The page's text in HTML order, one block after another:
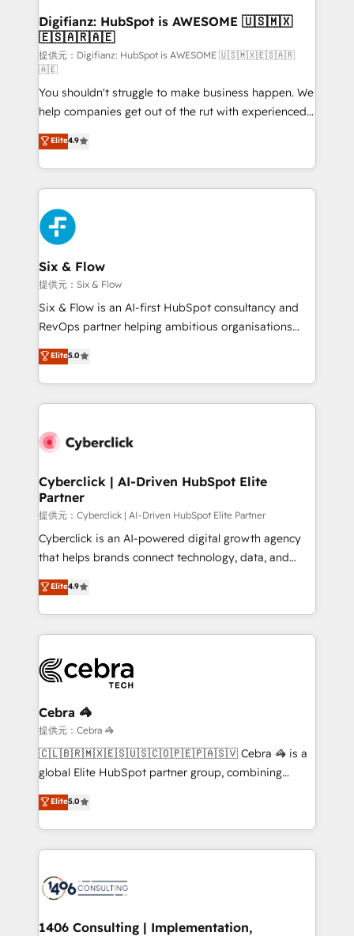
framework, meaning we've been accredited by
HubSpot and vetted by the CCS, which means we
can support public sector companies as well the
other ones listed in our profile. Our services: -
HubSpot implementation - HubSpot CMS website
build We can do lots of things. But everything we do
is there for you to: - Grow revenue, and run your
business more efficiently - Build stronger
relationships with customers - Make better
decisions with data - Find a new voice and reach
more people - Get the most out of your HubSpot
investment
Digifianz: HubSpot is AWESOME 🇺🇸🇲🇽
🇪🇸🇦🇷🇦🇪
提供元：Digifianz: HubSpot is AWESOME 🇺🇸🇲🇽🇪🇸🇦🇷
🇦🇪
You shouldn't struggle to make business happen. We
help companies get out of the rut with experienced,
process-oriented teams implementing HubSpot
Marketing, Sales, Service, CMS and Operations Hub,
so selling and actually engaging with your customers
feels easy and pain-free. We are a top ranked
HubSpot Elite Partner, winner of Rookie of the Year
and Customer First Awards, 4.9/5 rating in HubSpot
Reviews and 4.9/5 rating in Clutch Reviews. Digifianz
helps the following industries: logistics & 3PL, home
improvement & construction, branding and
commercialization, real estate, health, education,
SaaS, Software Dev & IT and consulting, make the
the United States, EU, UAE, Mexico and Latin
America. From casual user to super fan: make
Elite4.9
Six & Flow
提供元：Six & Flow
Six & Flow is an AI-first HubSpot consultancy and
RevOps partner helping ambitious organisations
grow with clarity, confidence, and intelligence.
Operating across the UK, Netherlands, Ireland, and
Canada, we’ve delivered thousands of successful
HubSpot projects for mid-market and enterprise
combine HubSpot, data, and AI to design connected
and technology for predictable, scalable revenue
growth. Our expertise spans RevOps, CRM and data
architecture, AI enablement, and strategic marketing,
delivered through our proprietary FLAIR framework
for responsible AI adoption. As a HubSpot Elite
we blend strategy, creativity, and technology to help
organisations scale smarter and grow stronger.
Elite5.0
Cyberclick | AI-Driven HubSpot Elite
Partner
提供元：Cyberclick | AI-Driven HubSpot Elite Partner
Cyberclick is an AI-powered digital growth agency
that helps brands connect technology, data, and
creativity to achieve measurable results. Founded in
Barcelona and operating across Spain, LATAM, and
the UK, we support global companies in building
smarter marketing, sales, and customer success
Iberia (Spain & Portugal), we combine human insight
with intelligent automation to drive sustainable
growth. Our multidisciplinary team designs solutions
that simplify complexity, boost performance, and
turn innovation into real impact. 🌍 Highlights •
HubSpot Partner since 2012 • 2022 EMEA Impact
projects • Clients in 30+ industries • Proprietary
technology for integrations • Multilingual team:
Elite4.9
Cebra 🦓
提供元：Cebra 🦓
🇨🇱🇧🇷🇲🇽🇪🇸🇺🇸🇨🇴🇵🇪🇵🇦🇸🇻 Cebra 🦓 is a
global Elite HubSpot partner group, combining
technology, marketing and media expertise across
Latin America and Southern Europe, with teams
across 9 countries. Born in Chile, we combine local
insight with international reach to help businesses
HubSpot implementations, building end-to-end
and loop marketing, content, and digital creativity.
Elite5.0
1406 Consulting | Implementation,